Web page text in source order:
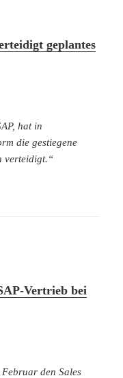
geplantes
hat in
die gestiegene
verteidigt.“
Vertrieb bei
Februar den Sales